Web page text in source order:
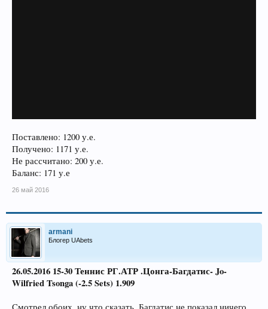
Поставлено: 1200 у.е.
Получено: 1171 у.е.
Не рассчитано: 200 у.е.
Баланс: 171 у.е
26 май 2016
armani
Блогер UAbets
26.05.2016 15-30 Теннис РГ.АТР .Цонга-Багдатис- Jo-
Wilfried Tsonga (-2.5 Sets) 1.909